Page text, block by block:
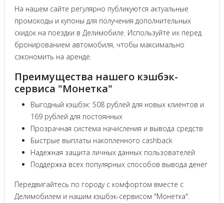
На нашем сайте регулярно публикуются актуальные
промокоды и купоны для получения дополнительных
скидок на поездки в Делимобиле. Используйте их перед
бронированием автомобиля, чтобы максимально
сэкономить на аренде.
Преимущества нашего кэшбэк-
сервиса "Монетка"
Выгодный кэшбэк: 508 рублей для новых клиентов и
169 рублей для постоянных
Прозрачная система начисления и вывода средств
Быстрые выплаты накопленного cashback
Надежная защита личных данных пользователей
Поддержка всех популярных способов вывода денег
Передвигайтесь по городу с комфортом вместе с
Делимобилем и нашим кэшбэк-сервисом "Монетка".